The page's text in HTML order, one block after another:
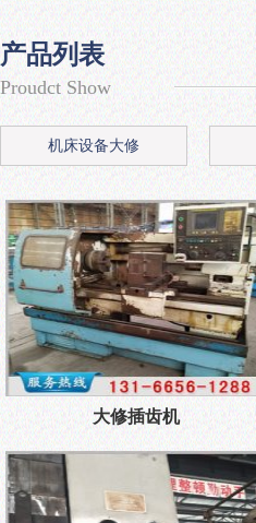
产品列表
Proudct Show
机床设备大修
大修插齿机